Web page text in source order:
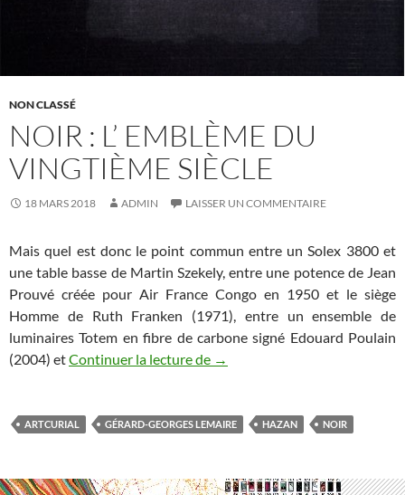
NON CLASSÉ
NOIR : L’ EMBLÈME DU
VINGTIÈME SIÈCLE
18 MARS 2018 ADMIN LAISSER UN COMMENTAIRE
Mais quel est donc le point commun entre un Solex 3800 et
une table basse de Martin Szekely, entre une potence de Jean
Prouvé créée pour Air France Congo en 1950 et le siège
Homme de Ruth Franken (1971), entre un ensemble de
luminaires Totem en fibre de carbone signé Edouard Poulain
(2004) etContinuer la lecture de NOIR : L’ emblème du
→
ARTCURIAL GÉRARD-GEORGES LEMAIRE HAZAN NOIR